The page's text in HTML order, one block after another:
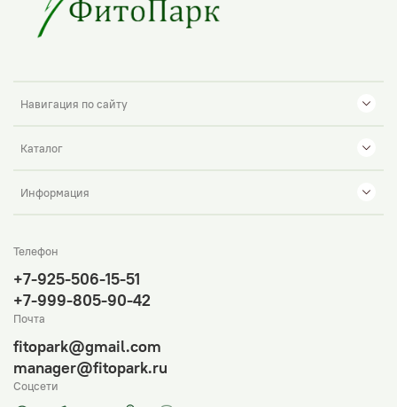
Навигация по сайту
Каталог
Информация
Телефон
+7-925-506-15-51
+7-999-805-90-42
Почта
fitopark@gmail.com
manager@fitopark.ru
Соцсети